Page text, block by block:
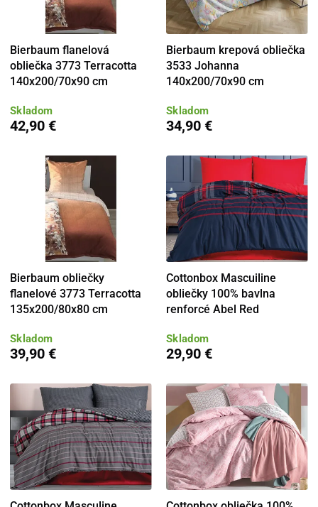
Bierbaum flanelová
obliečka 3773 Terracotta
140x200/70x90 cm
Skladom
42,90 €
Bierbaum krepová obliečka
3533 Johanna
140x200/70x90 cm
Skladom
34,90 €
Bierbaum obliečky
flanelové 3773 Terracotta
135x200/80x80 cm
Skladom
39,90 €
Cottonbox Mascuiline
obliečky 100% bavlna
renforcé Abel Red
Skladom
29,90 €